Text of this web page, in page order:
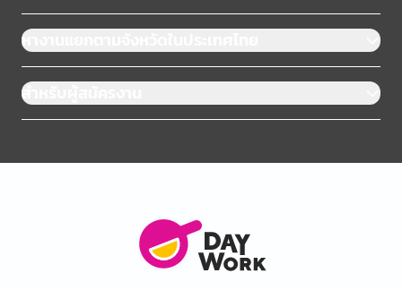
หางานแยกตามจังหวัดในประเทศไทย
สำหรับผู้สมัครงาน